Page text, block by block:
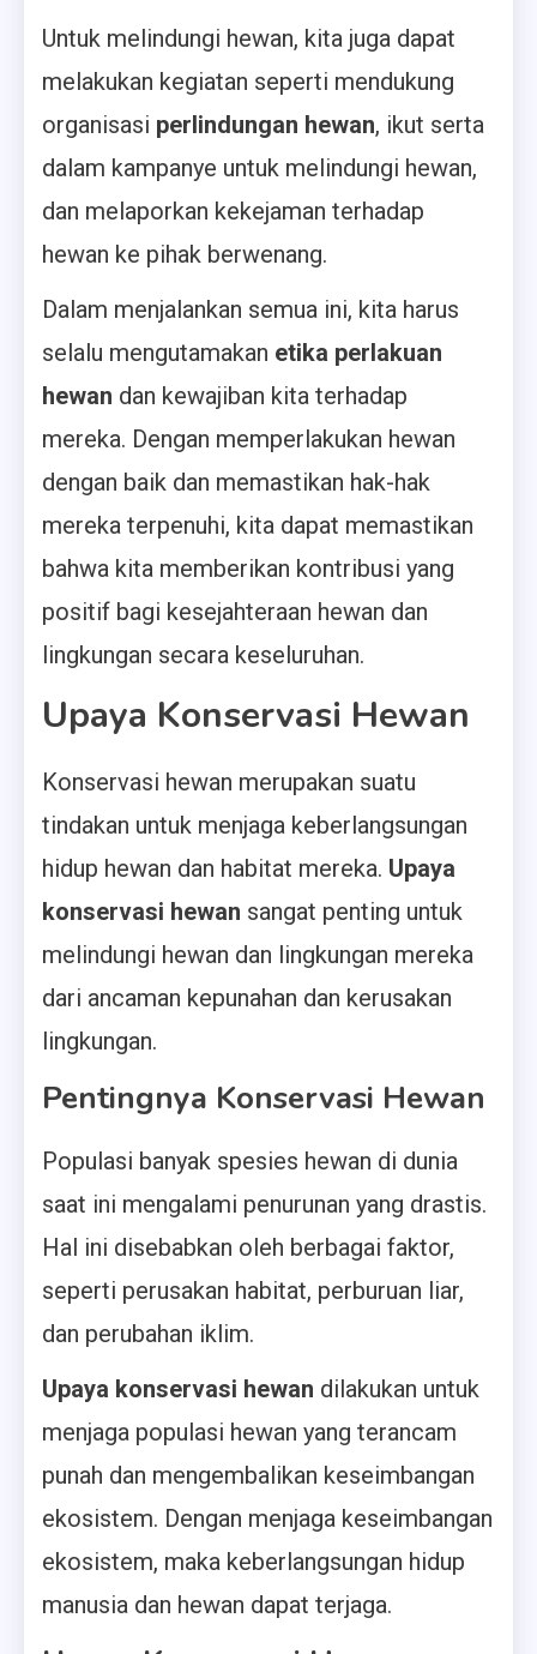
Untuk melindungi hewan, kita juga dapat
melakukan kegiatan seperti mendukung
organisasi perlindungan hewan, ikut serta
dalam kampanye untuk melindungi hewan,
dan melaporkan kekejaman terhadap
hewan ke pihak berwenang.
Dalam menjalankan semua ini, kita harus
selalu mengutamakan etika perlakuan
hewan dan kewajiban kita terhadap
mereka. Dengan memperlakukan hewan
dengan baik dan memastikan hak-hak
mereka terpenuhi, kita dapat memastikan
bahwa kita memberikan kontribusi yang
positif bagi kesejahteraan hewan dan
lingkungan secara keseluruhan.
Upaya Konservasi Hewan
Konservasi hewan merupakan suatu
tindakan untuk menjaga keberlangsungan
hidup hewan dan habitat mereka. Upaya
konservasi hewan sangat penting untuk
melindungi hewan dan lingkungan mereka
dari ancaman kepunahan dan kerusakan
lingkungan.
Pentingnya Konservasi Hewan
Populasi banyak spesies hewan di dunia
saat ini mengalami penurunan yang drastis.
Hal ini disebabkan oleh berbagai faktor,
seperti perusakan habitat, perburuan liar,
dan perubahan iklim.
Upaya konservasi hewan dilakukan untuk
menjaga populasi hewan yang terancam
punah dan mengembalikan keseimbangan
ekosistem. Dengan menjaga keseimbangan
ekosistem, maka keberlangsungan hidup
manusia dan hewan dapat terjaga.